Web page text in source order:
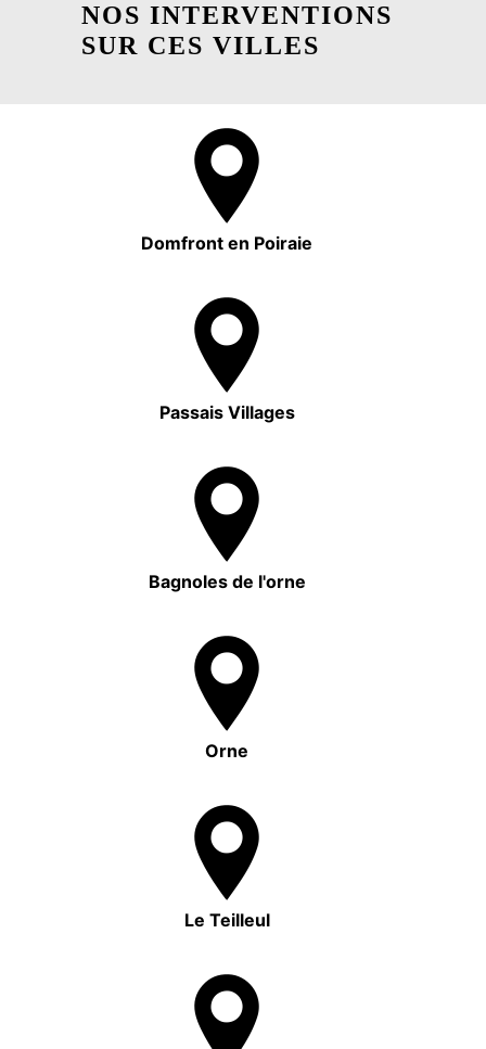
NOS INTERVENTIONS
SUR CES VILLES
Domfront en Poiraie
Passais Villages
Bagnoles de l'orne
Orne
Le Teilleul